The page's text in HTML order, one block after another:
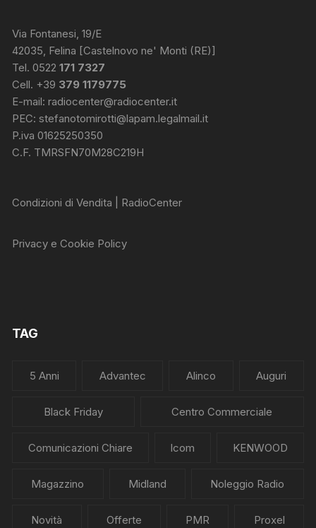
Via Fontanesi, 19/E
42035, Felina [Castelnovo ne' Monti (RE)]
Tel. 0522171 7327
Cell. +39 379 1179775
E-mail:radiocenter@radiocenter.it
PEC:stefanotomirotti@lapam.legalmail.it
P.iva 01625250350
C.F. TMRSFN70M28C219H
Condizioni di Vendita | RadioCenter
Privacy e Cookie Policy
TAG
5 Anni Advantec Alinco Auguri
Black Friday Centro Commerciale
Comunicazioni Chiare Icom KENWOOD
Magazzino Midland Noleggio Radio
Novità Offerte PMR Proxel